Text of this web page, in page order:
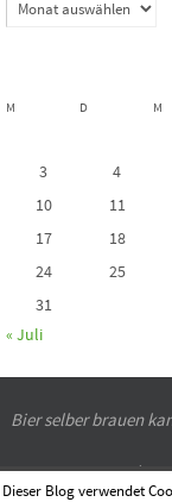
M D M
« Juli
3
4
10
11
17
18
24
25
31
Bier selber brauen
Dieser Blog verwendet